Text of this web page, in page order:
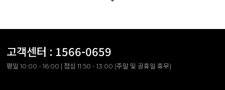
고객센터 : 1566-0659
평일 10:00 - 16:00 | 점심 11:50 - 13:00 (주말 및 공휴일 휴무)